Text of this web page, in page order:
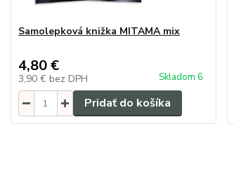
Samolepková knižka MITAMA mix
4,80 €
3,90 € bez DPH Skladom 6
Pridať do košíka